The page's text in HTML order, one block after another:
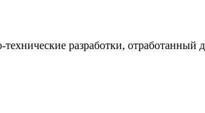
разработки, отработанный